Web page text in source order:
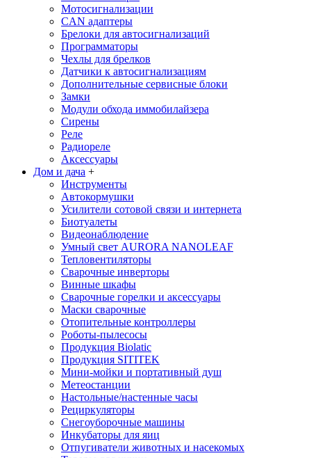
Мотосигнализации
CAN адаптеры
Брелоки для автосигнализаций
Программаторы
Чехлы для брелков
Датчики к автосигнализациям
Дополнительные сервисные блоки
Замки
Модули обхода иммобилайзера
Сирены
Реле
Радиореле
Аксессуары
Дом и дача +
Инструменты
Автокормушки
Усилители сотовой связи и интернета
Биотуалеты
Видеонаблюдение
Умный свет AURORA NANOLEAF
Тепловентиляторы
Сварочные инверторы
Винные шкафы
Сварочные горелки и аксессуары
Маски сварочные
Отопительные контроллеры
Роботы-пылесосы
Продукция Biolatic
Продукция SITITEK
Мини-мойки и портативный душ
Метеостанции
Настольные/настенные часы
Рециркуляторы
Снегоуборочные машины
Инкубаторы для яиц
Отпугиватели животных и насекомых